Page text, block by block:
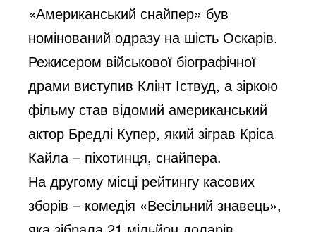
«Американський снайпер» був
номінований одразу на шість Оскарів.
Режисером військової біографічної
драми виступив Клінт Іствуд, а зіркою
фільму став відомий американський
актор Бредлі Купер, який зіграв Кріса
Кайла – піхотинця, снайпера.
На другому місці рейтингу касових
зборів – комедія «Весільний знавець»,